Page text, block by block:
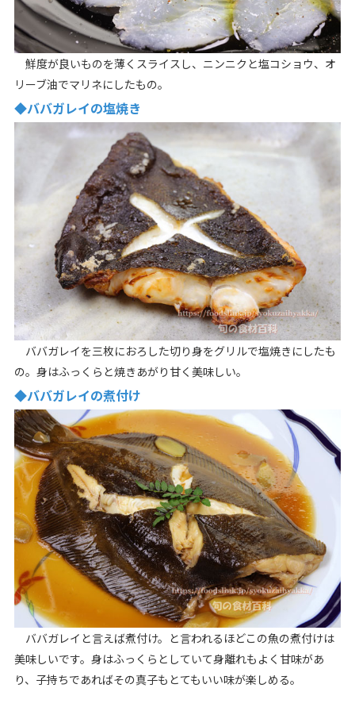
鮮度が良いものを薄くスライスし、ニンニクと塩コショウ、オ
リーブ油でマリネにしたもの。
◆ババガレイの塩焼き
ババガレイを三枚におろした切り身をグリルで塩焼きにしたも
の。身はふっくらと焼きあがり甘く美味しい。
◆ババガレイの煮付け
ババガレイと言えば煮付け。と言われるほどこの魚の煮付けは
美味しいです。身はふっくらとしていて身離れもよく甘味があ
り、子持ちであればその真子もとてもいい味が楽しめる。